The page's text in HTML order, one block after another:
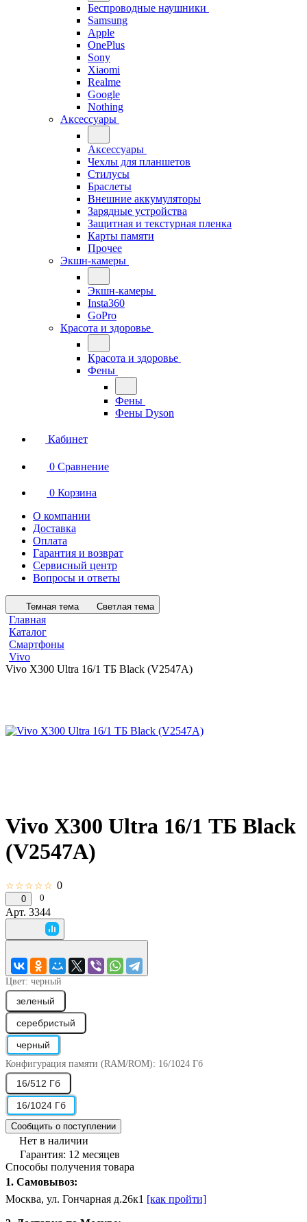
Беспроводные наушники
Samsung
Apple
OnePlus
Sony
Xiaomi
Realme
Google
Nothing
Аксессуары
Аксессуары
Чехлы для планшетов
Стилусы
Браслеты
Внешние аккумуляторы
Зарядные устройства
Защитная и текстурная пленка
Карты памяти
Прочее
Экшн-камеры
Экшн-камеры
Insta360
GoPro
Красота и здоровье
Красота и здоровье
Фены
Фены
Фены Dyson
Кабинет
0 Сравнение
0 Корзина
О компании
Доставка
Оплата
Гарантия и возврат
Сервисный центр
Вопросы и ответы
Темная тема Светлая тема
Главная
Каталог
Смартфоны
Vivo
Vivo X300 Ultra 16/1 ТБ Black (V2547A)
Vivo X300 Ultra 16/1 ТБ Black
(V2547A)
☆☆☆☆☆ 0
0 0
Арт. 3344
Цвет: черный
зеленый
серебристый
черный
Конфигурация памяти (RAM/ROM): 16/1024 Гб
16/512 Гб
16/1024 Гб
Сообщить о поступлении
Нет в наличии
Гарантия: 12 месяцев
Способы получения товара
1. Самовывоз:
Москва, ул. Гончарная д.26к1 [как пройти]